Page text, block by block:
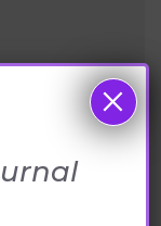
Saint-
de Morlaàs !
×